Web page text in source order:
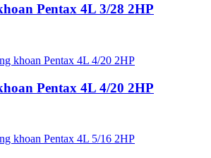
Pentax 4L 3/28 2HP
Pentax 4L 4/20 2HP